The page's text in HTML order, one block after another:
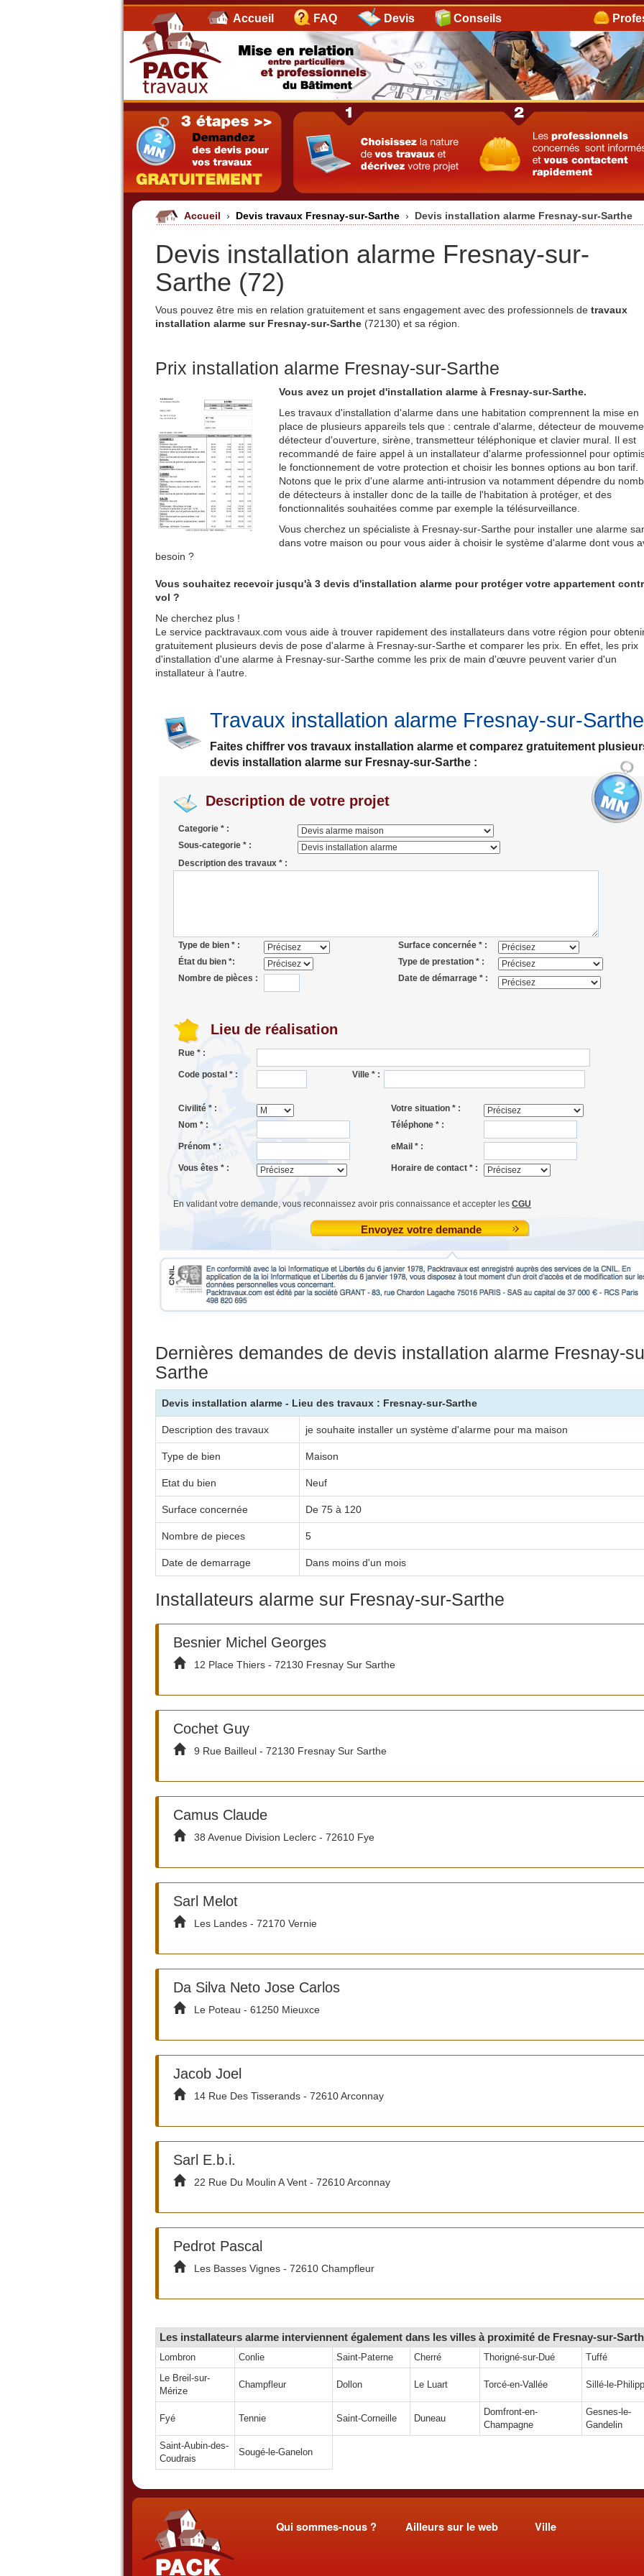
Accueil FAQ Devis Conseils
Accueil › Devis travaux Fresnay-sur-Sarthe › Devis installation alarme Fresnay-sur-Sarthe
Devis installation alarme Fresnay-sur-
Sarthe (72)
Vous pouvez être mis en relation gratuitement et sans engagement avec des professionnels de travaux
installation alarme sur Fresnay-sur-Sarthe (72130) et sa région.
Prix installation alarme Fresnay-sur-Sarthe
Vous avez un projet d'installation alarme à Fresnay-sur-Sarthe.
Les travaux d'installation d'alarme dans une habitation comprennent la mise en
place de plusieurs appareils tels que : centrale d'alarme, détecteur de
détecteur d'ouverture, sirène, transmetteur téléphonique et clavier mural. Il est
recommandé de faire appel à un installateur d'alarme professionnel pour
le fonctionnement de votre protection et choisir les bonnes options au bon tarif.
Notons que le prix d'une alarme anti-intrusion va notamment dépendre du
de détecteurs à installer donc de la taille de l'habitation à protéger, et des
fonctionnalités souhaitées comme par exemple la télésurveillance.
Vous cherchez un spécialiste à Fresnay-sur-Sarthe pour installer une alarme
dans votre maison ou pour vous aider à choisir le système d'alarme dont vous
besoin ?
Vous souhaitez recevoir jusqu'à 3 devis d'installation alarme pour protéger votre appartement
vol ?
Ne cherchez plus !
Le service packtravaux.com vous aide à trouver rapidement des installateurs dans votre région pour
gratuitement plusieurs devis de pose d'alarme à Fresnay-sur-Sarthe et comparer les prix. En effet, les prix
d'installation d'une alarme à Fresnay-sur-Sarthe comme les prix de main d'œuvre peuvent varier d'un
installateur à l'autre.
Travaux installation alarme Fresnay-sur-Sarthe
Faites chiffrer vos travaux installation alarme et comparez gratuitement
devis installation alarme sur Fresnay-sur-Sarthe :
Description de votre projet
Categorie * :
Sous-categorie * :
Description des travaux * :
Type de bien * :
Surface concernée * :
État du bien *:
Type de prestation * :
Nombre de pièces :
Date de démarrage * :
Lieu de réalisation
Rue * :
Code postal * : Ville * :
Civilité * :
Votre situation * :
Nom * :
Téléphone * :
Prénom * : eMail * :
Vous êtes * : Horaire de contact * :
En validant votre demande, vous reconnaissez avoir pris connaissance et accepter les CGU
Envoyez votre demande
Dernières demandes de devis installation alarme Fresnay-
Sarthe
Devis installation alarme - Lieu des travaux : Fresnay-sur-Sarthe
Description des travaux je souhaite installer un système d'alarme pour ma maison
Type de bien Maison
Etat du bien Neuf
Surface concernée De 75 à 120
Nombre de pieces 5
Date de demarrage Dans moins d'un mois
Installateurs alarme sur Fresnay-sur-Sarthe
Besnier Michel Georges
12 Place Thiers - 72130 Fresnay Sur Sarthe
Cochet Guy
9 Rue Bailleul - 72130 Fresnay Sur Sarthe
Camus Claude
38 Avenue Division Leclerc - 72610 Fye
Sarl Melot
Les Landes - 72170 Vernie
Da Silva Neto Jose Carlos
Le Poteau - 61250 Mieuxce
Jacob Joel
14 Rue Des Tisserands - 72610 Arconnay
Sarl E.b.i.
22 Rue Du Moulin A Vent - 72610 Arconnay
Pedrot Pascal
Les Basses Vignes - 72610 Champfleur
Les installateurs alarme interviennent également dans les villes à proximité de Fresnay-sur-
Lombron Conlie Saint-Paterne Cherré Thorigné-sur-Dué
Tuffé
Le Breil-sur-
Mérize
Champfleur Dollon Le Luart Torcé-en-Vallée Sillé-le-
Fyé Tennie Saint-Corneille Duneau
Domfront-en-
Champagne
Gesnes-le-
Gandelin
Saint-Aubin-des-
Coudrais
Sougé-le-Ganelon
Qui sommes-nous ? Ailleurs sur le web Ville